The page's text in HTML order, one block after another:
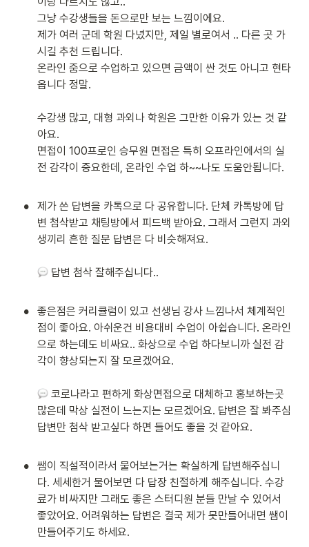
그냥 수강생들을 돈으로만 보는 느낌이에요.
제가 여러 군데 학원 다녔지만, 제일 별로여서 .. 다른 곳 가
시길 추천 드립니다.
온라인 줌으로 수업하고 있으면 금액이 싼 것도 아니고 현타
옵니다 정말.
수강생 많고, 대형 과외나 학원은 그만한 이유가 있는 것 같
아요.
면접이 100프로인 승무원 면접은 특히 오프라인에서의 실
전 감각이 중요한데, 온라인 수업 하~~나도 도움안됩니다.
•
제가 쓴 답변을 카톡으로 다 공유합니다. 단체 카톡방에 답
변 첨삭받고 채팅방에서 피드백 받아요. 그래서 그런지 과외
생끼리 흔한 질문 답변은 다 비슷해져요.
답변 첨삭 잘해주십니다..
•
좋은점은 커리큘럼이 있고 선생님 강사 느낌나서 체계적인
점이 좋아요. 아쉬운건 비용대비 수업이 아쉽습니다. 온라인
으로 하는데도 비싸요.. 화상으로 수업 하다보니까 실전 감
각이 향상되는지 잘 모르겠어요.
코로나라고 편하게 화상면접으로 대체하고 홍보하는곳
많은데 막상 실전이 느는지는 모르겠어요. 답변은 잘 봐주심
답변만 첨삭 받고싶다 하면 들어도 좋을 것 같아요.
•
쌤이 직설적이라서 물어보는거는 확실하게 답변해주십니
다. 세세한거 물어보면 다 답장 친절하게 해주십니다. 수강
료가 비싸지만 그래도 좋은 스터디원 분들 만날 수 있어서
좋았어요. 어려워하는 답변은 결국 제가 못만들어내면 쌤이
만들어주기도 하세요.